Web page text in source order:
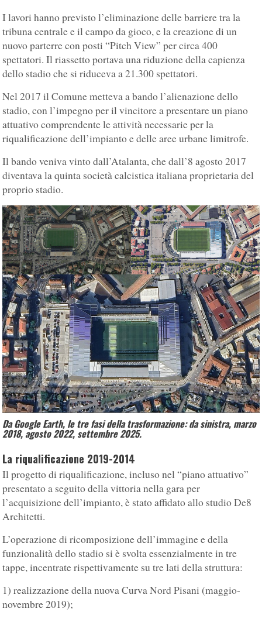
I lavori hanno previsto l’eliminazione delle barriere tra la
tribuna centrale e il campo da gioco, e la creazione di un
nuovo parterre con posti “Pitch View” per circa 400
spettatori. Il riassetto portava una riduzione della capienza
dello stadio che si riduceva a 21.300 spettatori.
Nel 2017 il Comune metteva a bando l’alienazione dello
stadio, con l’impegno per il vincitore a presentare un piano
attuativo comprendente le attività necessarie per la
riqualificazione dell’impianto e delle aree urbane limitrofe.
Il bando veniva vinto dall’Atalanta, che dall’8 agosto 2017
diventava la quinta società calcistica italiana proprietaria del
proprio stadio.
Da Google Earth, le tre fasi della trasformazione: da sinistra, marzo
2018, agosto 2022, settembre 2025.
La riqualificazione 2019-2014
Il progetto di riqualificazione, incluso nel “piano attuativo”
presentato a seguito della vittoria nella gara per
l’acquisizione dell’impianto, è stato affidato allo studio De8
Architetti.
L’operazione di ricomposizione dell’immagine e della
funzionalità dello stadio si è svolta essenzialmente in tre
tappe, incentrate rispettivamente su tre lati della struttura:
1) realizzazione della nuova Curva Nord Pisani (maggio-
novembre 2019);